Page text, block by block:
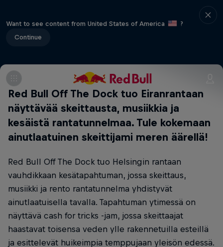
Want to see content from United States of America
?
Continue
Red Bull Off The Dock tuo Eiranrantaan
näyttävää skeittausta, musiikkia ja
kesäistä rantatunnelmaa. Tule kokemaan
ainutlaatuinen skeittijami meren äärellä!
Red Bull Off The Dock tuo Helsingin rantaan
vauhdikkaan kesätapahtuman, jossa skeittaus,
musiikki ja rento rantatunnelma yhdistyvät
ainutlaatuisella tavalla. Tapahtuman ytimessä on
näyttävä cash for tricks -jam, jossa skeittaajat
haastavat toisensa veden ylle rakennetuilla esteillä
ja esittelevät huikeimpia temppujaan yleisön edessä.